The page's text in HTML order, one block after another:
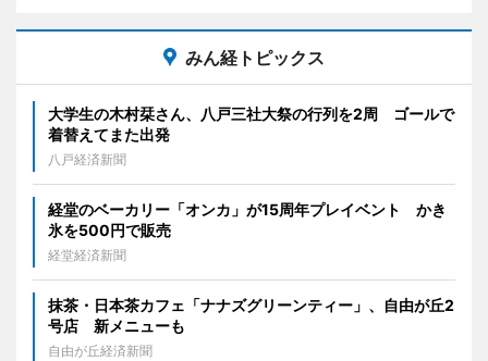
みん経トピックス
大学生の木村栞さん、八戸三社大祭の行列を2周 ゴールで
着替えてまた出発
八戸経済新聞
経堂のベーカリー「オンカ」が15周年プレイベント かき
氷を500円で販売
経堂経済新聞
抹茶・日本茶カフェ「ナナズグリーンティー」、自由が丘2
号店 新メニューも
自由が丘経済新聞